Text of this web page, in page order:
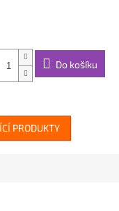
Do košíku
PRODUKTY